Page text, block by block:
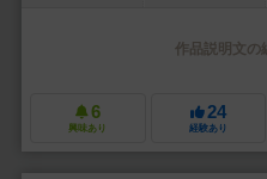
作品説明文の
6
興味あり
24
経験あり